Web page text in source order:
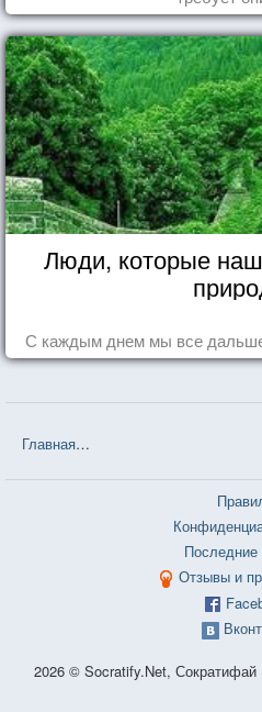
Люди, которые
С каждым днем мы все
Главная
Последние
Отзывы и
2026 © Socratify.Net, Сократифай